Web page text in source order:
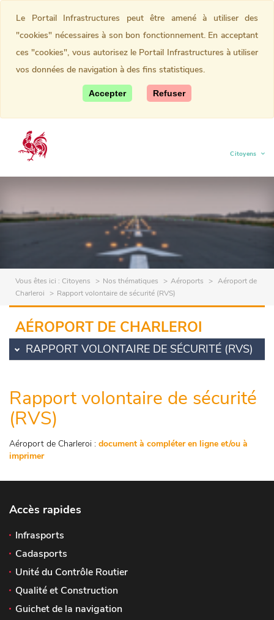
Citoyens
(current)
Vous êtes ici : Citoyens Nos thématiques Aéroports
Aéroport de
Charleroi
Rapport volontaire de sécurité (RVS)
AÉROPORT DE CHARLEROI
RAPPORT VOLONTAIRE DE SÉCURITÉ (RVS)
Rapport volontaire de sécurité
(RVS)
Aéroport de Charleroi : document à compléter en ligne et/ou à
imprimer
Accès rapides
Infrasports
Cadasports
Unité du Contrôle Routier
Qualité et Construction
Guichet de la navigation
Le Portail Infrastructures peut être amené à utiliser des
"cookies" nécessaires à son bon fonctionnement. En acceptant
ces "cookies", vous autorisez le Portail Infrastructures à utiliser
vos données de navigation à des fins statistiques.
Accepter Refuser